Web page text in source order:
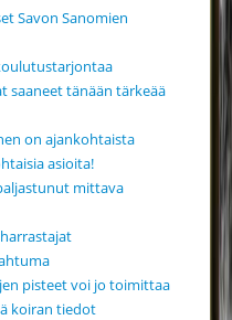
Savon Sanomien
saaneet tänään tärkeää
on ajankohtaista
asioita!
mittava
pisteet voi jo toimittaa
koiran tiedot